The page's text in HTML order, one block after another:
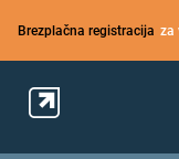
Brezplačna registracija za